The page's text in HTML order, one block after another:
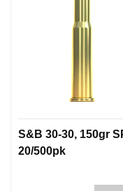
S&B 30-30, 150gr
20/500pk